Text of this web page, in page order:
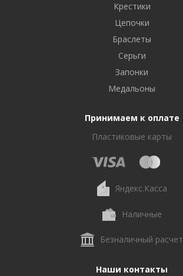
Крестики
Цепочки
Браслеты
Серьги
Запонки
Медальоны
Принимаем к оплате
Пластиковые карты
Яндекс.Касса
Наличные
Безналичный расчет
Наши контакты